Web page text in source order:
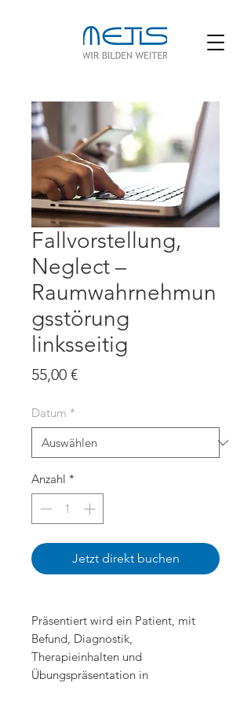
Fallvorstellung,
Neglect –
Raumwahrnehmun
gsstörung
linksseitig
55,00 €Preis
Datum *
Anzahl *
Jetzt direkt buchen
Präsentiert wird ein Patient, mit
Befund, Diagnostik,
Therapieinhalten und
Übungspräsentation in